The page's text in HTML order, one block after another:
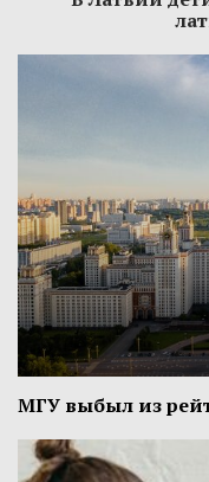
МГУ выбыл из